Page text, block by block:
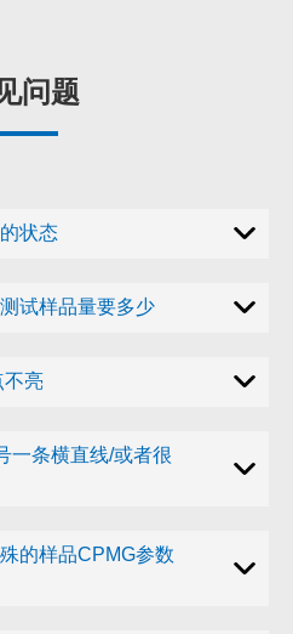
问题
状态
试样品量要多少
不亮
一条横直线/或者很
的样品CPMG参数